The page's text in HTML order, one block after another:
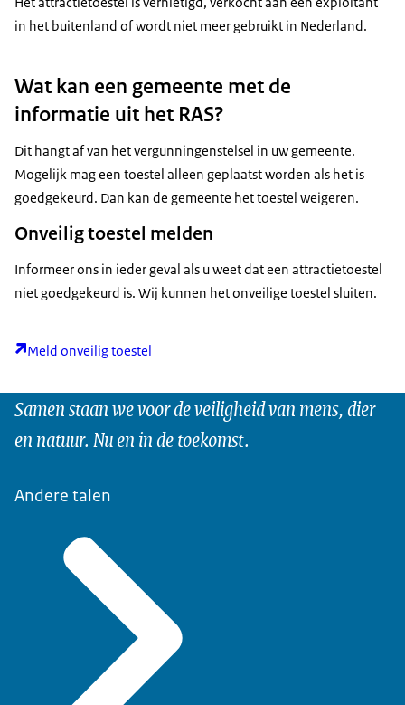
in het buitenland of wordt niet meer gebruikt in Nederland.
Wat kan een gemeente met de
informatie uit het RAS?
Dit hangt af van het vergunningenstelsel in uw gemeente.
Mogelijk mag een toestel alleen geplaatst worden als het is
goedgekeurd. Dan kan de gemeente het toestel weigeren.
Onveilig toestel melden
Informeer ons in ieder geval als u weet dat een attractietoestel
niet goedgekeurd is. Wij kunnen het onveilige toestel sluiten.
Meld onveilig toestel
Samen staan we voor de veiligheid van mens, dier
en natuur. Nu en in de toekomst.
Andere talen